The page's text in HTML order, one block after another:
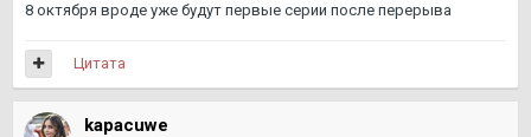
8 октября вроде уже будут первые серии после перерыва
Цитата
kapacuwe